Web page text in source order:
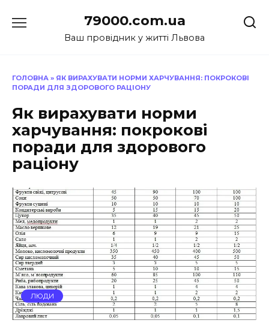
до
79000.com.ua
Ваш провідник у житті Львова
ГОЛОВНА » ЯК ВИРАХУВАТИ НОРМИ ХАРЧУВАННЯ: ПОКРОКОВІ
ПОРАДИ ДЛЯ ЗДОРОВОГО РАЦІОНУ
Як вирахувати норми
харчування: покрокові
поради для здорового
раціону
ЛЮДИ